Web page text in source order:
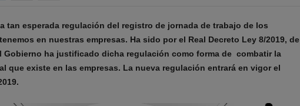
tan esperada regulación del registro de jornada de trabajo de los
en nuestras empresas. Ha sido por el Real Decreto Ley 8/2019, de
Gobierno ha justificado dicha regulación como forma de combatir la
que existe en las empresas. La nueva regulación entrará en vigor el